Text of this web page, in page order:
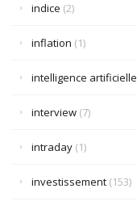
indice (2)
inflation (1)
intelligence artificielle
interview (7)
intraday (1)
investissement (153)